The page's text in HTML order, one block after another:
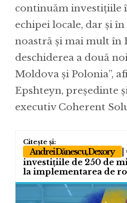
continuăm investițiile
echipei locale, dar și
noastră și mai mult în
deschiderea a două
Moldova și Polonia”,
Epshteyn, președinte
executiv Coherent
Andrei Dănescu, Dexory
investițiile de 250 de
la implementarea de